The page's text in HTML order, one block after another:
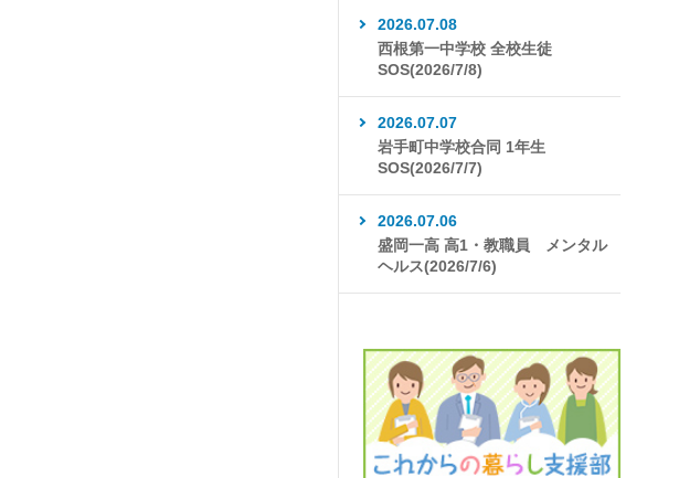
2026.07.08
西根第一中学校 全校生徒
SOS(2026/7/8)
2026.07.07
岩手町中学校合同 1年生
SOS(2026/7/7)
2026.07.06
盛岡一高 高1・教職員 メンタル
ヘルス(2026/7/6)